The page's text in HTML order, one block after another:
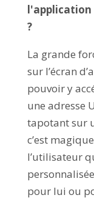
l'application
?
La grande
sur l’écran
pouvoir y
une adresse
tapotant sur
c’est
l’utilisateur
pour lui ou